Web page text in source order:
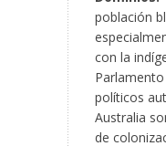
población
con la
políticos
Australia
de